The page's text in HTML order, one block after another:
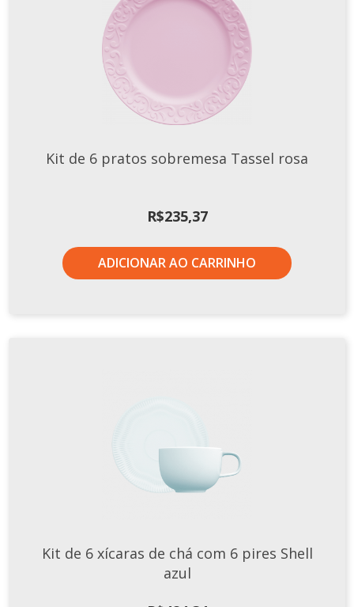
Kit de 6 pratos sobremesa Tassel rosa
R$235,37
ADICIONAR AO CARRINHO
Kit de 6 xícaras de chá com 6 pires Shell
azul